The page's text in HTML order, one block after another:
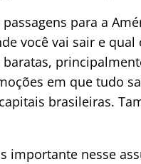
para a
você vai sair e
em que tudo
brasileiras.
importante nesse